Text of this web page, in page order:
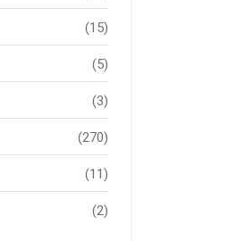
(15)
(5)
(3)
(270)
(11)
(2)